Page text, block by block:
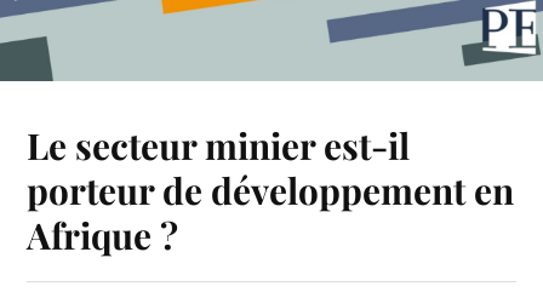
Le secteur minier est-il
porteur de développement en
Afrique ?